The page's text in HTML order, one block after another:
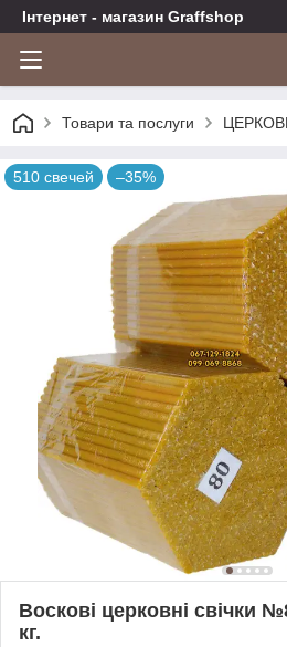
Інтернет - магазин Graffshop
Товари та послуги
510 свечей –35%
Воскові церковні свічки
кг.